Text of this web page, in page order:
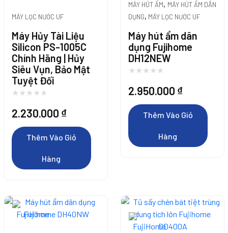
MÁY LỌC NƯỚC UF
Máy Hủy Tài Liệu
Silicon PS-1005C
Chính Hãng | Hủy
Siêu Vụn, Bảo Mật
Tuyệt Đối
2.230.000 ₫
Thêm Vào Giỏ
Hàng
MÁY HÚT ẨM, MÁY HÚT ẨM DÂN
DỤNG, MÁY LỌC NƯỚC UF
Máy hút ẩm dân
dụng Fujihome
DH12NEW
2.950.000 ₫
Thêm Vào Giỏ
Hàng